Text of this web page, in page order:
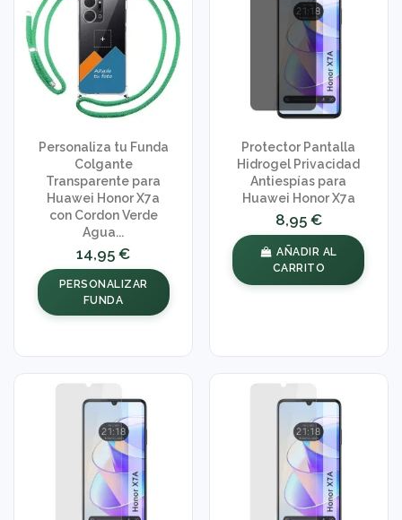
Personaliza tu Funda
Colgante
Transparente para
Huawei Honor X7a
con Cordon Verde
Agua...
14,95 €
PERSONALIZAR
FUNDA
Protector Pantalla
Hidrogel Privacidad
Antiespías para
Huawei Honor X7a
8,95 €
AÑADIR AL
CARRITO